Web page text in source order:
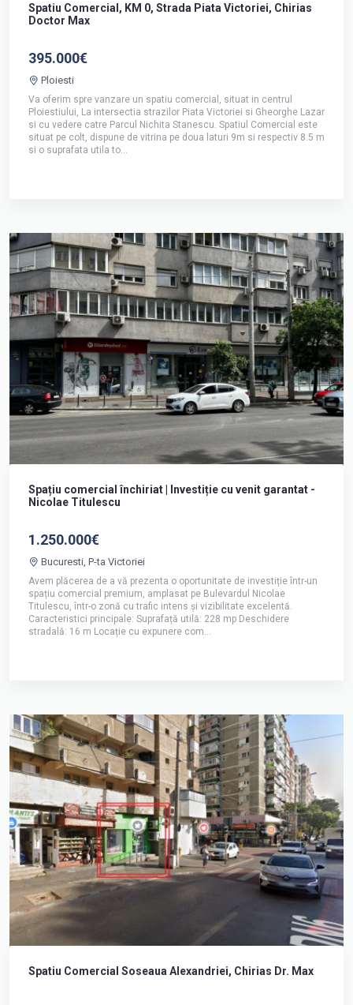
Spatiu Comercial, KM 0, Strada Piata Victoriei, Chirias
Doctor Max
395.000€
Ploiesti
Va oferim spre vanzare un spatiu comercial, situat in centrul
Ploiestiului, La intersectia strazilor Piata Victoriei si Gheorghe Lazar
si cu vedere catre Parcul Nichita Stanescu. Spatiul Comercial este
situat pe colt, dispune de vitrina pe doua laturi 9m si respectiv 8.5 m
si o suprafata utila to...
Spațiu comercial închiriat | Investiție cu venit garantat -
Nicolae Titulescu
1.250.000€
Bucuresti, P-ta Victoriei
Avem plăcerea de a vă prezenta o oportunitate de investiție într-un
spațiu comercial premium, amplasat pe Bulevardul Nicolae
Titulescu, într-o zonă cu trafic intens și vizibilitate excelentă.
Caracteristici principale: Suprafață utilă: 228 mp Deschidere
stradală: 16 m Locație cu expunere com...
Spatiu Comercial Soseaua Alexandriei, Chirias Dr. Max